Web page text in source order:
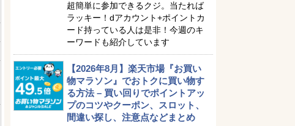
超簡単に参加できるクジ。当たれば
ラッキー！dアカウント+ポイントカ
ード持っている人は是非！今週のキ
ーワードも紹介しています
【2026年8月】楽天市場『お買い
物マラソン』でおトクに買い物す
る方法 – 買い回りでポイントアッ
プのコツやクーポン、スロット、
間違い探し、注意点などまとめ